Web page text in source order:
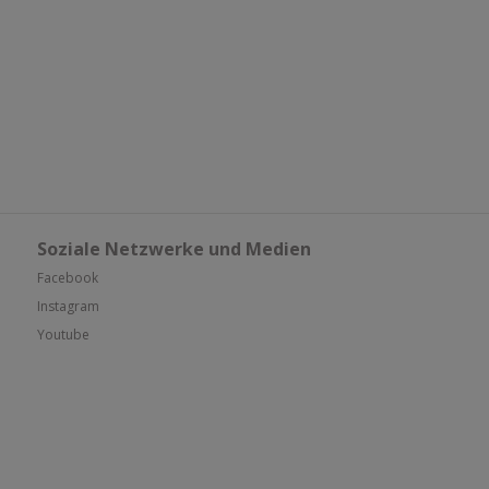
Soziale Netzwerke und Medien
Facebook
Instagram
Youtube